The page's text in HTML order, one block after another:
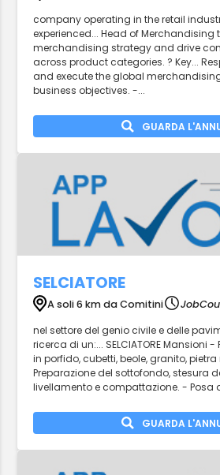
company operating in the retail
experienced... Head of Merchandising
merchandising strategy and drive
across product categories. ? Key...
and execute the global
business objectives. -...
GUARDA
SELCIATORE
A soli 6 km da Comitini
nel settore del genio civile e delle
ricerca di un:... SELCIATORE Mansioni
in porfido, cubetti, beole, granito,
Preparazione del sottofondo, stesura
livellamento e compattazione. - Posa
GUARDA